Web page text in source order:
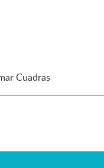
Cuadras